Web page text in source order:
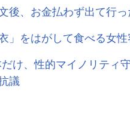
後、お金払わず出て行
」をはがして食べる女
だけ、性的マイノリテ
議